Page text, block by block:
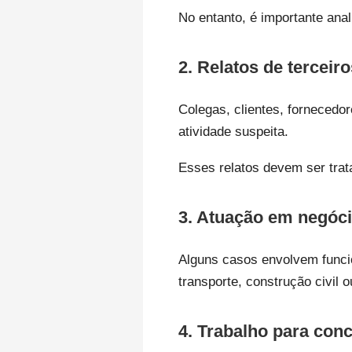
No entanto, é importante
2. Relatos de
Colegas, clientes,
atividade suspeita.
Esses relatos devem ser
3. Atuação em
Alguns casos envolvem
transporte, construção civil
4. Trabalho para